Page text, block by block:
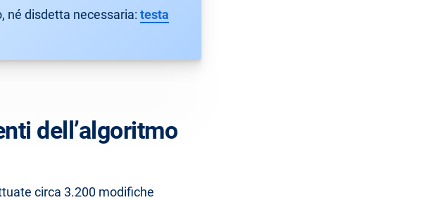
né disdetta necessaria: testa
dell’algoritmo
circa 3.200 modifiche